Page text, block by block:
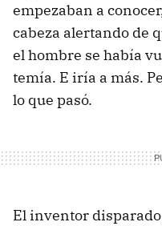
empezaban a
cabeza alertando de
el hombre se había
temía. E iría a más.
lo que pasó.
El inventor